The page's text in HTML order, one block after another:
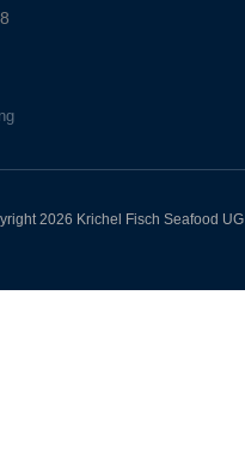
2026 Krichel Fisch Seafood UG